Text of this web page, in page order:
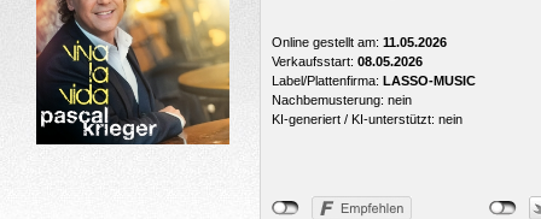
Online gestellt am: 11.05.2026
Verkaufsstart: 08.05.2026
Label/Plattenfirma: LASSO-MUSIC
Nachbemusterung: nein
KI-generiert / KI-unterstützt: nein